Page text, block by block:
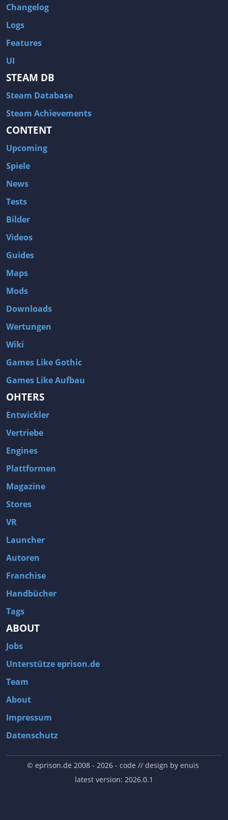
Changelog
Logs
Features
UI
STEAM DB
Steam Database
Steam Achievements
CONTENT
Upcoming
Spiele
News
Tests
Bilder
Videos
Guides
Maps
Mods
Downloads
Wertungen
Wiki
Games Like Gothic
Games Like Aufbau
OHTERS
Entwickler
Vertriebe
Engines
Plattformen
Magazine
Stores
VR
Launcher
Autoren
Franchise
Handbücher
Tags
ABOUT
Jobs
Unterstütze eprison.de
Team
About
Impressum
Datenschutz
© eprison.de 2008 - 2026- code // design by enuis
latest version: 2026.0.1